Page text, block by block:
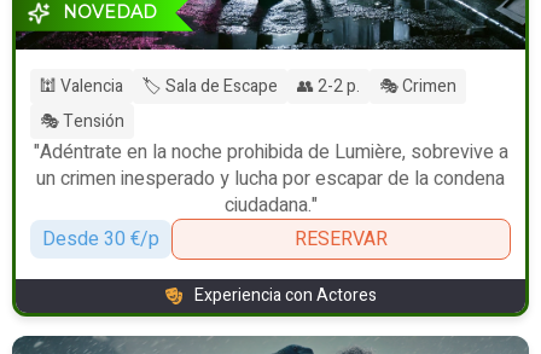
NOVEDAD
🕍 Valencia 🏷️ Sala de Escape 👥 2-2 p.
🎭 Crimen
🎭 Tensión
"Adéntrate en la noche prohibida de Lumière, sobrevive a
un crimen inesperado y lucha por escapar de la condena
ciudadana."
Desde 30 €/p
RESERVAR
Experiencia con Actores